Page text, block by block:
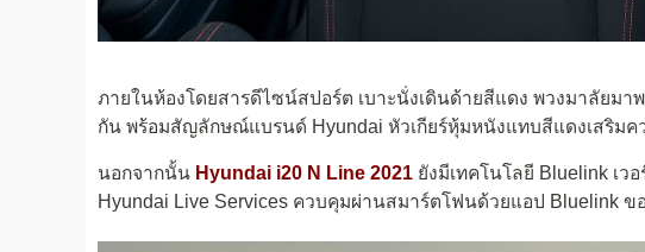
ภายในห้องโดยสารดีไซน์สปอร์ต เบาะนั่งเดินด้ายสีแดง พวงมาลัยม
กัน พร้อมสัญลักษณ์แบรนด์ Hyundai หัวเกียร์หุ้มหนังแทบสีแดงเสริมค
นอกจากนั้น Hyundai i20 N Line 2021 ยังมีเทคโนโลยี Bluelink เว
Hyundai Live Services ควบคุมผ่านสมาร์ตโฟนด้วยแอป Bluelink ข